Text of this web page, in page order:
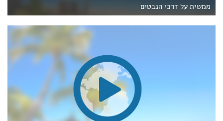
ממשית על דרכי הנבטים